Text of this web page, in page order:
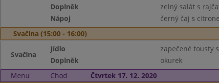
Doplněk
zelný salát s
Nápoj
černý čaj s
Svačina (15:00 - 16:00)
Svačina
Jídlo
zapečené tousty
Doplněk
okurek
Menu
Chod
Čtvrtek 17. 12. 2020